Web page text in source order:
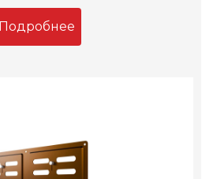
Подробнее